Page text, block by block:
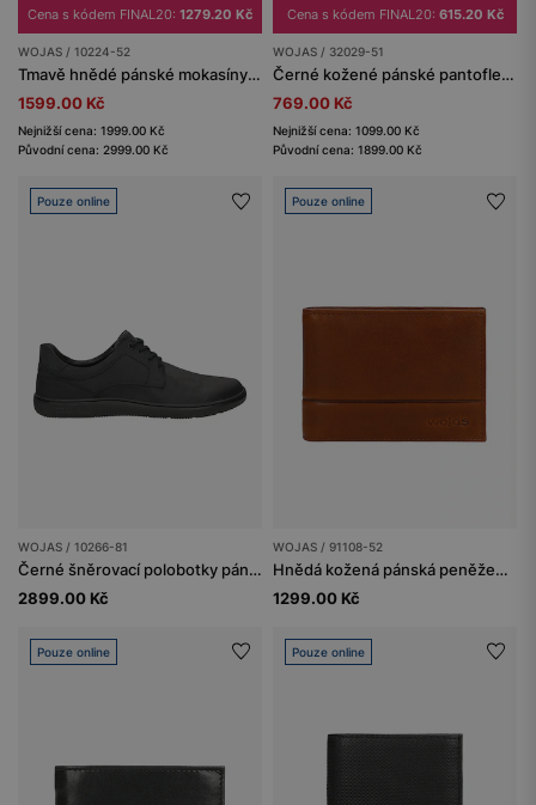
Cena s kódem FINAL20: 1279.20 Kč
WOJAS / 10224-52
Tmavě hnědé pánské mokasíny s kovovým detailem
1599.00 Kč
Nejnižší cena: 1999.00 Kč
Původní cena: 2999.00 Kč
Cena s kódem FINAL20: 615.20 Kč
WOJAS / 32029-51
Černé kožené pánské pantofle s propletenými řemínky
769.00 Kč
Nejnižší cena: 1099.00 Kč
Původní cena: 1899.00 Kč
Pouze online
WOJAS / 10266-81
Černé šněrovací polobotky pánské
2899.00 Kč
Pouze online
WOJAS / 91108-52
Hnědá kožená pánská peněženka s ochranou RFID
1299.00 Kč
Pouze online Pouze online